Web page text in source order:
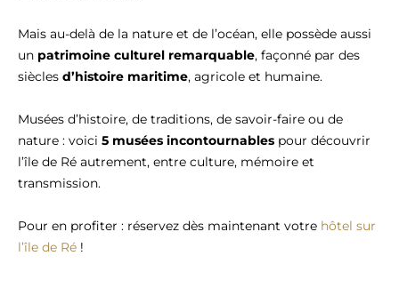
Mais au-delà de la nature et de l’océan, elle possède aussi
un patrimoine culturel remarquable, façonné par des
siècles d’histoire maritime, agricole et humaine.
Musées d’histoire, de traditions, de savoir-faire ou de
nature : voici 5 musées incontournables pour découvrir
l’île de Ré autrement, entre culture, mémoire et
transmission.
Pour en profiter : réservez dès maintenant votre hôtel sur
l’île de Ré !